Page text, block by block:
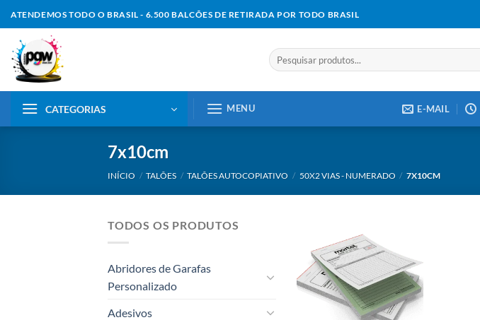
to
content
ATENDEMOS TODO O BRASIL - 6.500 BALCÕES DE RETIRADA POR TODO BRASIL
Pesquisar
por:
CATEGORIAS MENU E-MAIL
7x10cm
INÍCIO / TALÕES / TALÕES AUTOCOPIATIVO / 50X2 VIAS - NUMERADO / 7X10CM
TODOS OS PRODUTOS
Abridores de Garafas
Personalizado
Adesivos
Add to
wishlist